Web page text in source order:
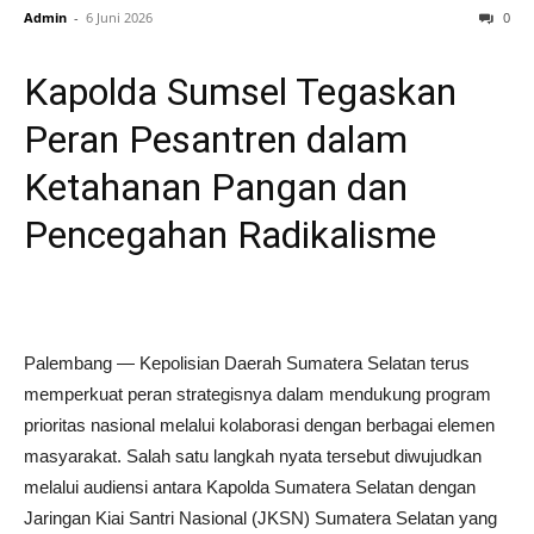
Admin - 6 Juni 2026 0
Kapolda Sumsel Tegaskan
Peran Pesantren dalam
Ketahanan Pangan dan
Pencegahan Radikalisme
Palembang — Kepolisian Daerah Sumatera Selatan terus
memperkuat peran strategisnya dalam mendukung program
prioritas nasional melalui kolaborasi dengan berbagai elemen
masyarakat. Salah satu langkah nyata tersebut diwujudkan
melalui audiensi antara Kapolda Sumatera Selatan dengan
Jaringan Kiai Santri Nasional (JKSN) Sumatera Selatan yang